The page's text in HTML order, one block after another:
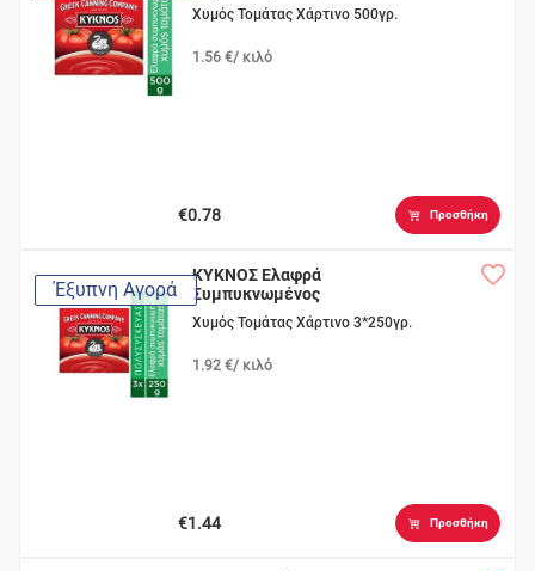
Χυμός Τομάτας Χάρτινο 500γρ.
1.56 €/ κιλό
€0.78 Προσθήκη
Έξυπνη Αγορά
ΚΥΚΝΟΣ Ελαφρά
Συμπυκνωμένος
Χυμός Τομάτας Χάρτινο 3*250γρ.
1.92 €/ κιλό
€1.44 Προσθήκη